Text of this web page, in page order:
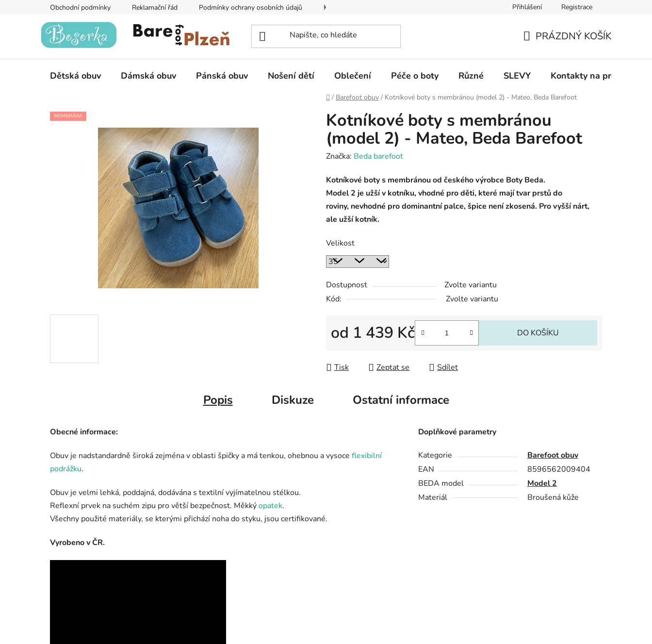
Obchodní podmínky Reklamační řád Podmínky ochrany osobních údajů Kontakty na prodejny Informace k on-line platbám Odstoupení od
Přihlášení Registrace
KOŠÍK
PRÁZDNÝ KOŠÍK
Dětská obuv Dámská obuv Pánská obuv Nošení dětí Oblečení Péče o boty Různé SLEVY Kontakty na prodejny
Domů
/ Barefoot obuv / Kotníkové boty s membránou (model 2) - Mateo, Beda Barefoot
Kotníkové boty s membránou
(model 2) - Mateo, Beda Barefoot
Značka: Beda barefoot
Kotníkové boty s membránou od českého výrobce Boty Beda.
Model 2 je užší v kotníku, vhodné pro děti, které mají tvar prstů do
roviny, nevhodné pro dominantní palce, špice není zkosená. Pro vyšší nárt,
ale užší kotník.
Velikost
Dostupnost
Zvolte variantu
Kód:
Zvolte variantu
od 1 439 Kč DO KOŠÍKU
Tisk Zeptat se Sdílet
MEMBRÁNA
Popis Diskuze Ostatní informace
Obecné informace:
Obuv je nadstandardně široká zejména v oblasti špičky a má tenkou, ohebnou a vysoce flexibilní
podrážku.
Obuv je velmi lehká, poddajná, dodávána s textilní vyjímatelnou stélkou.
Reflexní prvek na suchém zipu pro větší bezpečnost. Měkkýopatek.
Všechny použité materiály, se kterými přichází noha do styku, jsou certifikované.
Vyrobeno v ČR.
Doplňkové parametry
Kategorie
Barefoot obuv
EAN
8596562009404
BEDA model
Model 2
Materiál
Broušená kůže